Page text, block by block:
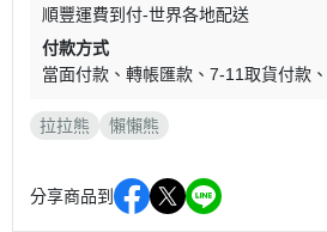
順豐運費到付-世界各地配送
付款方式
當面付款
轉帳匯款 7-11取貨付款
拉拉熊 懶懶熊
分享商品到